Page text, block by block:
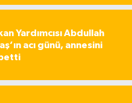
Yardımcısı Abdullah
acı günü, annesini